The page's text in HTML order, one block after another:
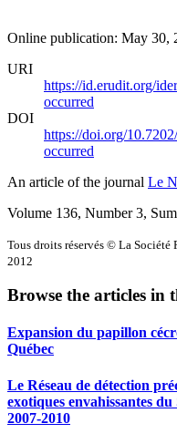
Online publication: May 30,
URI
https://id.erudit.org/
occurred
DOI
https://doi.org/
occurred
An article of the journal Le
Volume 136, Number 3,
Tous droits réservés © La Société
2012
Browse the articles in
Expansion du papillon
Québec
Le Réseau de détection
exotiques envahissantes
2007-2010